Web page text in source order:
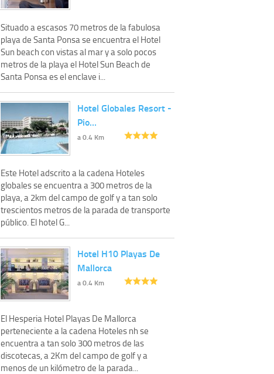
Situado a escasos 70 metros de la fabulosa
playa de Santa Ponsa se encuentra el Hotel
Sun beach con vistas al mar y a solo pocos
metros de la playa el Hotel Sun Beach de
Santa Ponsa es el enclave i...
Hotel Globales Resort -
Pio…
a 0.4 Km
Este Hotel adscrito a la cadena Hoteles
globales se encuentra a 300 metros de la
playa, a 2km del campo de golf y a tan solo
trescientos metros de la parada de transporte
público. El hotel G...
Hotel H10 Playas De
Mallorca
a 0.4 Km
El Hesperia Hotel Playas De Mallorca
perteneciente a la cadena Hoteles nh se
encuentra a tan solo 300 metros de las
discotecas, a 2Km del campo de golf y a
menos de un kilómetro de la parada...